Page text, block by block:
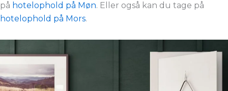
på hotelophold på Møn. Eller også kan du tage på
hotelophold på Mors.